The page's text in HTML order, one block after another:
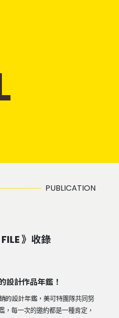
PUBLICATION
》收錄
設計作品年鑑！
的設計年鑑，美可特團隊共同努
，每一次的邀約都是一種肯定，